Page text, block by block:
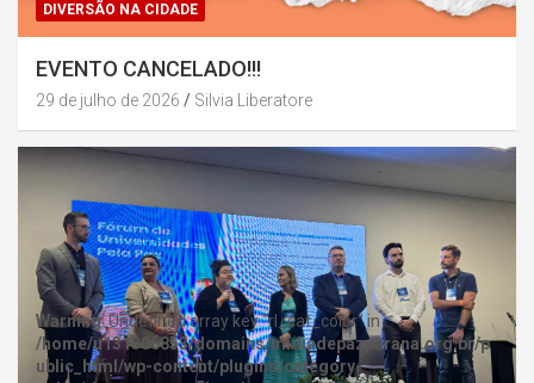
DIVERSÃO NA CIDADE
EVENTO CANCELADO!!!
29 de julho de 2026 Silvia Liberatore
Warning: Undefined array key "rl_cat_color" in
/home/u131386853/domains/midiadepazparana.org.br/p
ublic_html/wp-content/plugins/category-